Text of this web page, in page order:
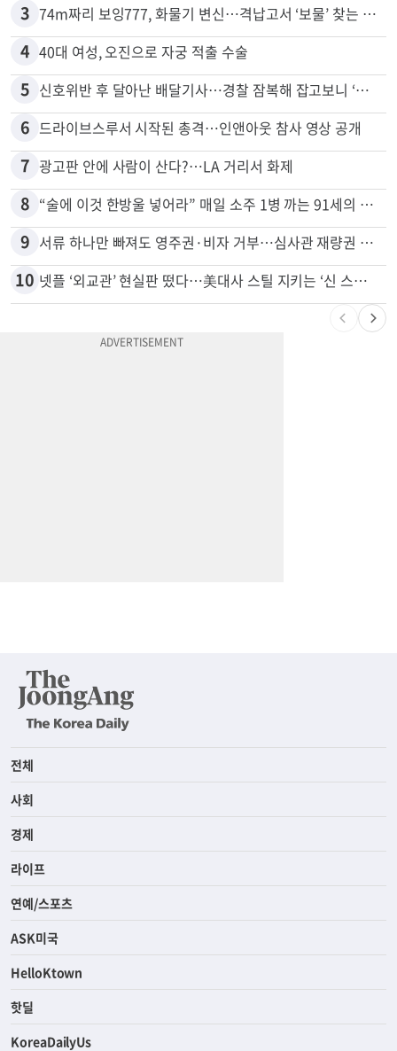
3 74m짜리 보잉777, 화물기 변신…격납고서 ‘보물’ 찾는 인천공항
4 40대 여성, 오진으로 자궁 적출 수술
5 신호위반 후 달아난 배달기사…경찰 잠복해 잡고보니 ‘반전’
6 드라이브스루서 시작된 총격…인앤아웃 참사 영상 공개
7 광고판 안에 사람이 산다?…LA 거리서 화제
8 “술에 이것 한방울 넣어라” 매일 소주 1병 까는 91세의 철칙
9 서류 하나만 빠져도 영주권·비자 거부…심사관 재량권 대폭 확대
10 넷플 ‘외교관’ 현실판 떴다…美대사 스틸 지키는 ‘신 스틸러’
전체
사회
경제
라이프
연예/스포츠
ASK미국
HelloKtown
핫딜
KoreaDailyUs